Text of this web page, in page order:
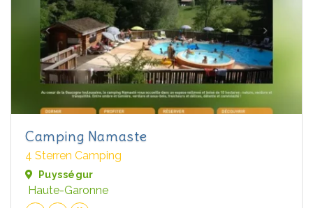
Camping Namaste
4 Sterren Camping
Puysségur
Haute-Garonne